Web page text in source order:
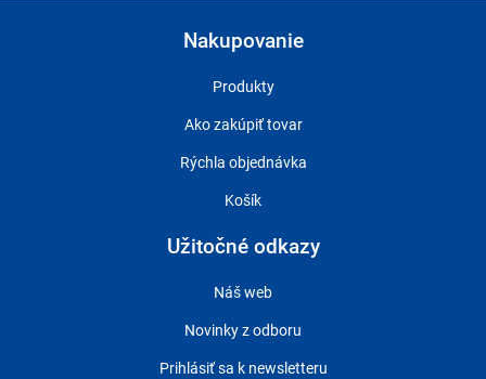
Nakupovanie
Produkty
Ako zakúpiť tovar
Rýchla objednávka
Košík
Užitočné odkazy
Náš web
Novinky z odboru
Prihlásiť sa k newsletteru